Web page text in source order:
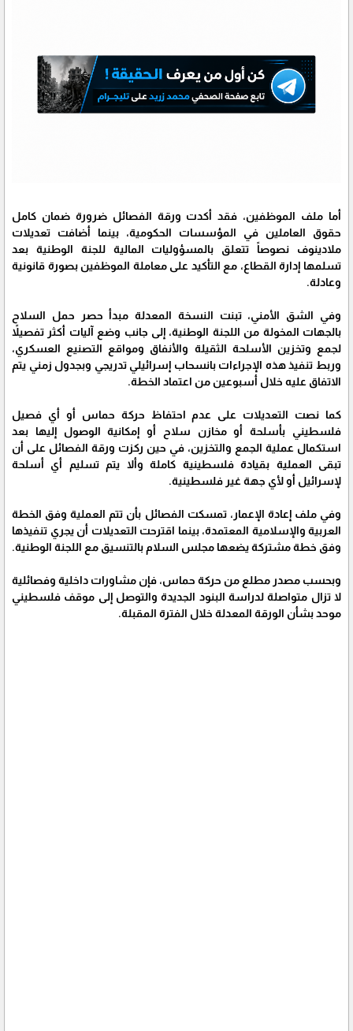
أما ملف الموظفين، فقد أكدت ورقة الفصائل ضرورة ضمان كامل
حقوق العاملين في المؤسسات الحكومية، بينما أضافت تعديلات
ملادينوف نصوصاً تتعلق بالمسؤوليات المالية للجنة الوطنية بعد
تسلمها إدارة القطاع، مع التأكيد على معاملة الموظفين بصورة قانونية
وعادلة.
وفي الشق الأمني، تبنت النسخة المعدلة مبدأ حصر حمل السلاح
بالجهات المخولة من اللجنة الوطنية، إلى جانب وضع آليات أكثر تفصيلاً
لجمع وتخزين الأسلحة الثقيلة والأنفاق ومواقع التصنيع العسكري،
وربط تنفيذ هذه الإجراءات بانسحاب إسرائيلي تدريجي وبجدول زمني يتم
الاتفاق عليه خلال أسبوعين من اعتماد الخطة.
كما نصت التعديلات على عدم احتفاظ حركة حماس أو أي فصيل
فلسطيني بأسلحة أو مخازن سلاح أو إمكانية الوصول إليها بعد
استكمال عملية الجمع والتخزين، في حين ركزت ورقة الفصائل على أن
تبقى العملية بقيادة فلسطينية كاملة وألا يتم تسليم أي أسلحة
لإسرائيل أو لأي جهة غير فلسطينية.
وفي ملف إعادة الإعمار، تمسكت الفصائل بأن تتم العملية وفق الخطة
العربية والإسلامية المعتمدة، بينما اقترحت التعديلات أن يجري تنفيذها
وفق خطة مشتركة يضعها مجلس السلام بالتنسيق مع اللجنة الوطنية.
وبحسب مصدر مطلع من حركة حماس، فإن مشاورات داخلية وفصائلية
لا تزال متواصلة لدراسة البنود الجديدة والتوصل إلى موقف فلسطيني
موحد بشأن الورقة المعدلة خلال الفترة المقبلة.